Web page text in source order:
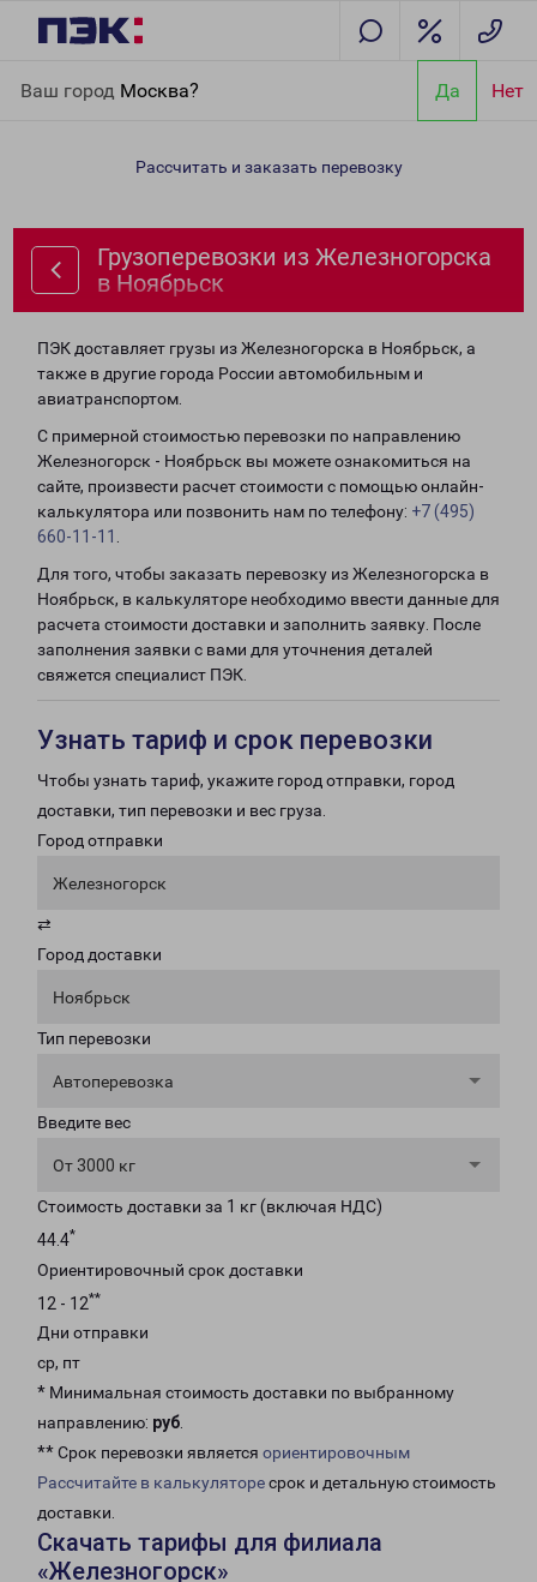
Ваш город Москва? Да Нет
Ноябрьск
Рассчитать и заказать перевозку
Грузоперевозки из Железногорска
в Ноябрьск
ПЭК доставляет грузы из Железногорска в Ноябрьск, а
также в другие города России автомобильным и
авиатранспортом.
С примерной стоимостью перевозки по направлению
Железногорск - Ноябрьск вы можете ознакомиться на
сайте, произвести расчет стоимости с помощью онлайн-
калькулятора или позвонить нам по телефону: +7 (495)
660-11-11
Для того, чтобы заказать перевозку из Железногорска в
Ноябрьск, в калькуляторе необходимо ввести данные для
расчета стоимости доставки и заполнить заявку. После
заполнения заявки с вами для уточнения деталей
свяжется специалист ПЭК.
Узнать тариф и срок перевозки
Чтобы узнать тариф, укажите город отправки, город
доставки, тип перевозки и вес груза.
Город отправки
Железногорск
⇄
Город доставки
Ноябрьск
Тип перевозки
Автоперевозка
Введите вес
От 3000 кг
Стоимость доставки за 1 кг (включая НДС)
44.4*
Ориентировочный срок доставки
12 - 12**
Дни отправки
ср, пт
* Минимальная стоимость доставки по выбранному
направлению: руб.
** Срок перевозки является ориентировочным
Рассчитайте в калькуляторесрок и детальную стоимость
доставки.
Скачать тарифы для филиала
«Железногорск»